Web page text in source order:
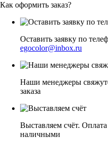
Как оформить заказ?
Оставить заявку по
egocolor@inbox.ru
Наши менеджеры
заказа
Выставляем счёт.
наличными